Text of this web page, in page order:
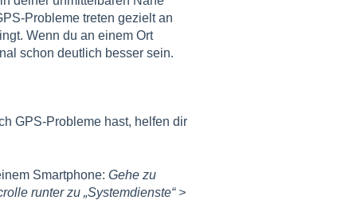
Probleme treten gezielt an
Wenn du an einem Ort
schon deutlich besser sein.
GPS-Probleme hast, helfen dir
Smartphone: Gehe zu
runter zu „Systemdienste“ >